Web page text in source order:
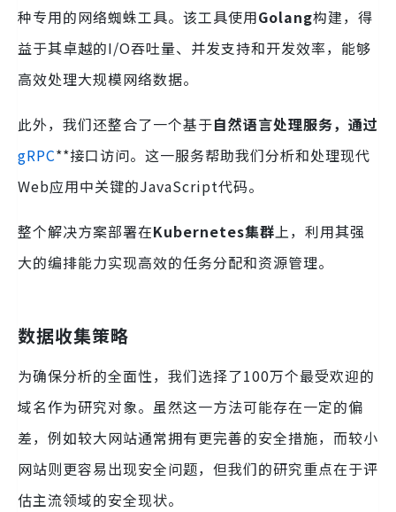
种专用的网络蜘蛛工具。该工具使用Golang构建，得
益于其卓越的I/O吞吐量、并发支持和开发效率，能够
高效处理大规模网络数据。
此外，我们还整合了一个基于自然语言处理服务，通过
gRPC**接口访问。这一服务帮助我们分析和处理现代
Web应用中关键的JavaScript代码。
整个解决方案部署在Kubernetes集群上，利用其强
大的编排能力实现高效的任务分配和资源管理。
数据收集策略
为确保分析的全面性，我们选择了100万个最受欢迎的
域名作为研究对象。虽然这一方法可能存在一定的偏
差，例如较大网站通常拥有更完善的安全措施，而较小
网站则更容易出现安全问题，但我们的研究重点在于评
估主流领域的安全现状。